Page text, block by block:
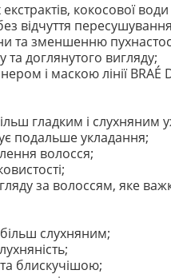
кокосової води
відчуття
та зменшенню
та доглянутого вигляду;
і маскою лінії BRAÉ
гладким і слухняним
подальше укладання;
волосся;
за волоссям, яке
слухняним;
блискучішою;